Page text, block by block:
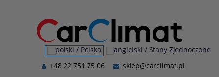
+48 22 751 75 06 sklep@carclimat.pl